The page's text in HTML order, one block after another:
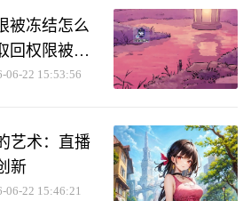
被冻结怎么
回权限被冻
06-22 15:53:56
艺术：直播
新
06-22 15:46:21